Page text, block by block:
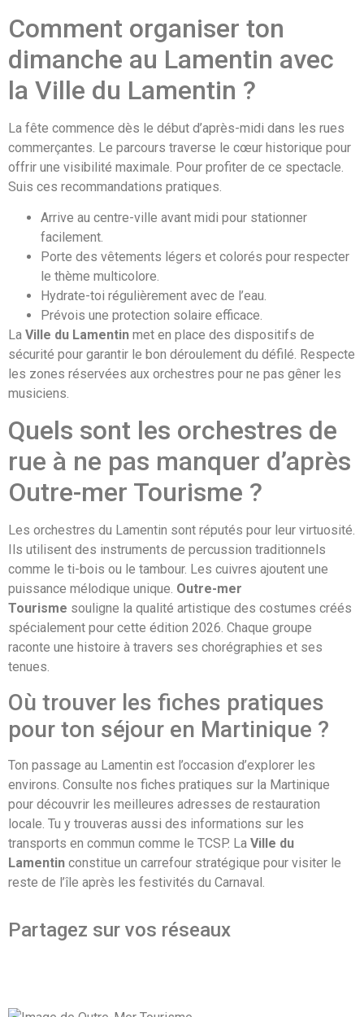
Comment organiser ton
dimanche au Lamentin avec
la Ville du Lamentin ?
La fête commence dès le début d’après-midi dans les rues
commerçantes. Le parcours traverse le cœur historique pour
offrir une visibilité maximale. Pour profiter de ce spectacle.
Suis ces recommandations pratiques.
Arrive au centre-ville avant midi pour stationner
facilement.
Porte des vêtements légers et colorés pour respecter
le thème multicolore.
Hydrate-toi régulièrement avec de l’eau.
Prévois une protection solaire efficace.
La Ville du Lamentin met en place des dispositifs de
sécurité pour garantir le bon déroulement du défilé. Respecte
les zones réservées aux orchestres pour ne pas gêner les
musiciens.
Quels sont les orchestres de
rue à ne pas manquer d’après
Outre-mer Tourisme ?
Les orchestres du Lamentin sont réputés pour leur virtuosité.
Ils utilisent des instruments de percussion traditionnels
comme le ti-bois ou le tambour. Les cuivres ajoutent une
puissance mélodique unique. Outre-mer
Tourisme souligne la qualité artistique des costumes créés
spécialement pour cette édition 2026. Chaque groupe
raconte une histoire à travers ses chorégraphies et ses
tenues.
Où trouver les fiches pratiques
pour ton séjour en Martinique ?
Ton passage au Lamentin est l’occasion d’explorer les
environs. Consulte nos fiches pratiques sur la Martinique
pour découvrir les meilleures adresses de restauration
locale. Tu y trouveras aussi des informations sur les
transports en commun comme le TCSP. La Ville du
Lamentin constitue un carrefour stratégique pour visiter le
reste de l’île après les festivités du Carnaval.
Partagez sur vos réseaux